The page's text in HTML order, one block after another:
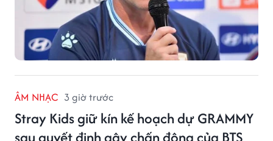
ÂM NHẠC 3 giờ trước
Stray Kids giữ kín kế hoạch dự GRAMMY